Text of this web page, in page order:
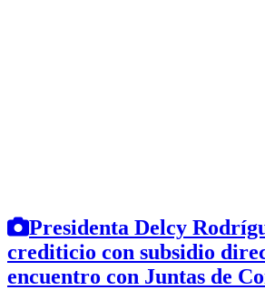
Presidenta Delcy
crediticio con subsidio
encuentro con Juntas de